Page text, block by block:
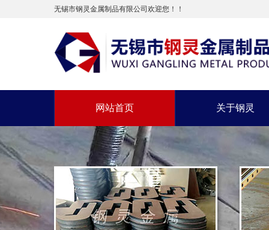
无锡市钢灵金属制品有限公司欢迎您！！
网站首页 关于钢灵